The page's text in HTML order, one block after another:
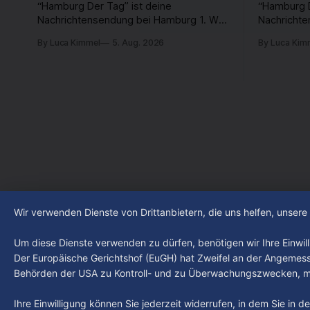
“Hamburg Der Tag” ist deine
Nachrichtensendung bei Hamburg 1. Was
beschäftigt die Hamburgerinnen und
By Luca Kimmel 5. Aug. 2026
“Hamburg
By Luca
Wir verwenden Dienste von Drittanbietern, die uns helfen,
Um diese Dienste verwenden zu dürfen, benötigen wir Ihre
Der Europäische Gerichtshof (EuGH) hat Zweifel an der
Behörden der USA zu Kontroll- und zu Überwachungszwecken,
Ihre Einwilligung können Sie jederzeit widerrufen, in dem Sie in